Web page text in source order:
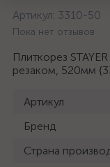
Артикул: 3310-50
Пока нет отзывов
Плиткорез
резаком, 520мм
Артикул
Бренд
Страна